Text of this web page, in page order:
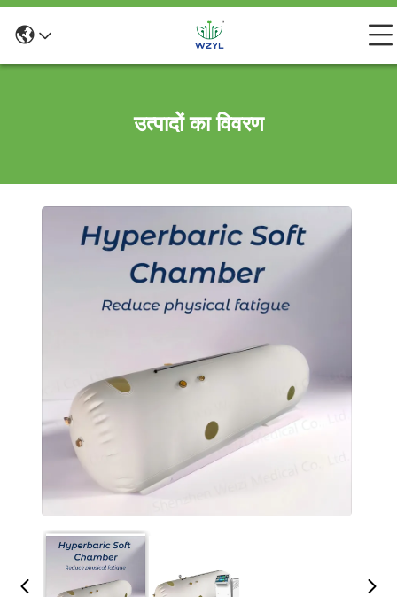
उत्पादों का विवरण